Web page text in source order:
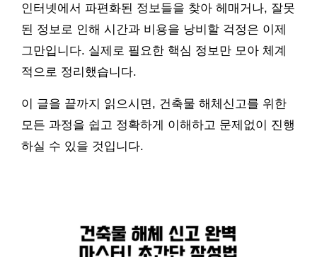
인터넷에서 파편화된 정보들을 찾아 헤매거나, 잘못
된 정보로 인해 시간과 비용을 낭비할 걱정은 이제
그만입니다. 실제로 필요한 핵심 정보만 모아 체계
적으로 정리했습니다.
이 글을 끝까지 읽으시면, 건축물 해체신고를 위한
모든 과정을 쉽고 정확하게 이해하고 문제없이 진행
하실 수 있을 것입니다.